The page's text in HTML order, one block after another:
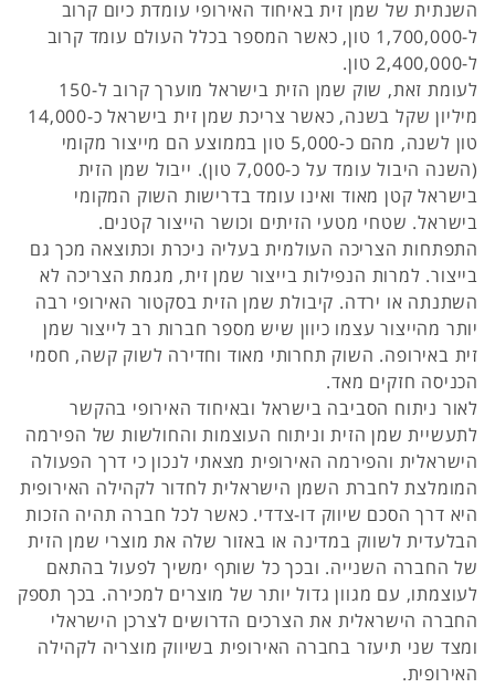
השנתית של שמן זית באיחוד האירופי עומדת כיום קרוב
ל-1,700,000 טון, כאשר המספר בכלל העולם עומד קרוב
ל-2,400,000 טון.
לעומת זאת, שוק שמן הזית בישראל מוערך קרוב ל-150
מיליון שקל בשנה, כאשר צריכת שמן זית בישראל כ-14,000
טון לשנה, מהם כ-5,000 טון בממוצע הם מייצור מקומי
(השנה היבול עומד על כ-7,000 טון). ייבול שמן הזית
בישראל קטן מאוד ואינו עומד בדרישות השוק המקומי
בישראל. שטחי מטעי הזיתים וכושר הייצור קטנים.
התפתחות הצריכה העולמית בעליה ניכרת וכתוצאה מכך גם
בייצור. למרות הנפילות בייצור שמן זית, מגמת הצריכה לא
השתנתה או ירדה. קיבולת שמן הזית בסקטור האירופי רבה
יותר מהייצור עצמו כיוון שיש מספר חברות רב לייצור שמן
זית באירופה. השוק תחרותי מאוד וחדירה לשוק קשה, חסמי
הכניסה חזקים מאד.
לאור ניתוח הסביבה בישראל ובאיחוד האירופי בהקשר
לתעשיית שמן הזית וניתוח העוצמות והחולשות של הפירמה
הישראלית והפירמה האירופית מצאתי לנכון כי דרך הפעולה
המומלצת לחברת השמן הישראלית לחדור לקהילה האירופית
היא דרך הסכם שיווק דו-צדדי. כאשר לכל חברה תהיה הזכות
הבלעדית לשווק במדינה או באזור שלה את מוצרי שמן הזית
של החברה השנייה. ובכך כל שותף ימשיך לפעול בהתאם
לעוצמתו, עם מגוון גדול יותר של מוצרים למכירה. בכך תספק
החברה הישראלית את הצרכים הדרושים לצרכן הישראלי
ומצד שני תיעזר בחברה האירופית בשיווק מוצריה לקהילה
האירופית.